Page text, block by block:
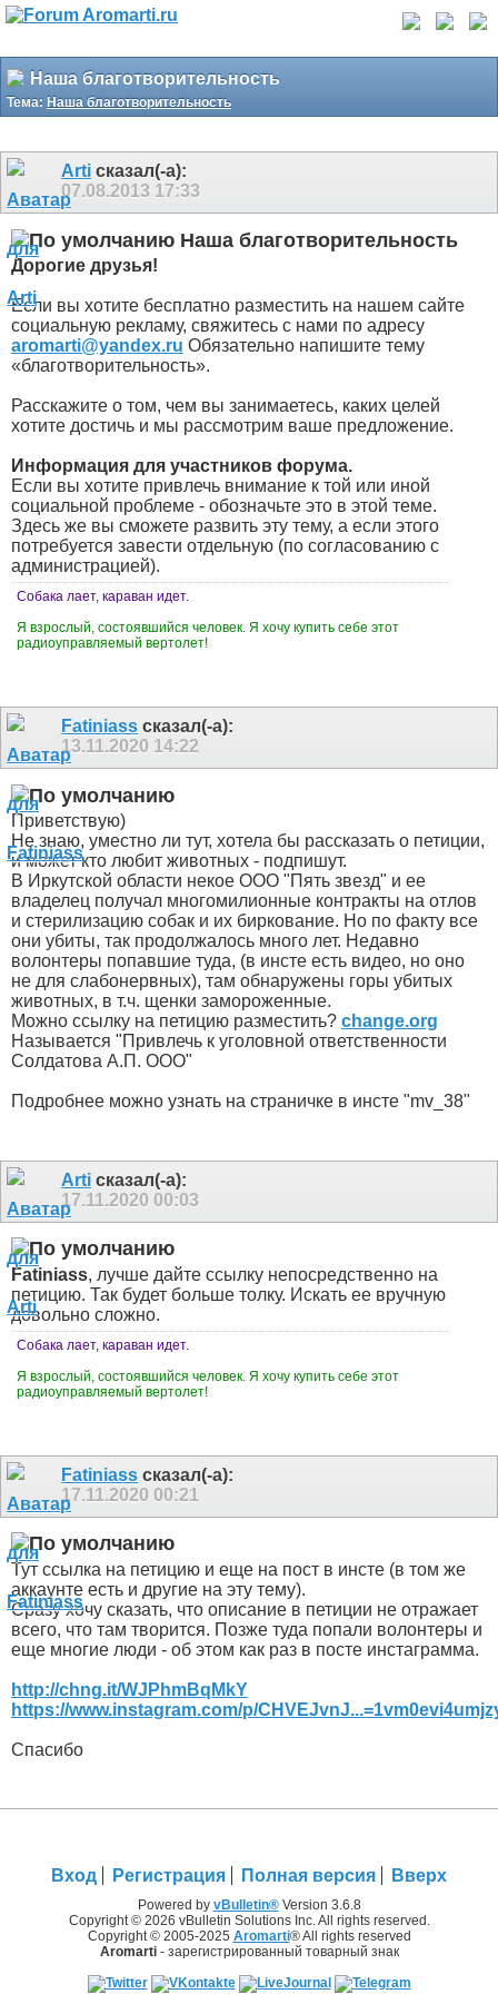
Наша благотворительность
Тема: Наша благотворительность
Arti сказал(-а):
07.08.2013 17:33
Наша благотворительность
Дорогие друзья!
Если вы хотите бесплатно разместить на нашем сайте
социальную рекламу, свяжитесь с нами по адресу
aromarti@yandex.ru Обязательно напишите тему
«благотворительность».
Расскажите о том, чем вы занимаетесь, каких целей
хотите достичь и мы рассмотрим ваше предложение.
Информация для участников форума.
Если вы хотите привлечь внимание к той или иной
социальной проблеме - обозначьте это в этой теме.
Здесь же вы сможете развить эту тему, а если этого
потребуется завести отдельную (по согласованию с
администрацией).
Собака лает, караван идет.
Я взрослый, состоявшийся человек. Я хочу купить себе этот
радиоуправляемый вертолет!
Fatiniass сказал(-а):
13.11.2020 14:22
Приветствую)
Не знаю, уместно ли тут, хотела бы рассказать о петиции,
и может кто любит животных - подпишут.
В Иркутской области некое ООО "Пять звезд" и ее
владелец получал многомилионные контракты на отлов
и стерилизацию собак и их биркование. Но по факту все
они убиты, так продолжалось много лет. Недавно
волонтеры попавшие туда, (в инсте есть видео, но оно
не для слабонервных), там обнаружены горы убитых
животных, в т.ч. щенки замороженные.
Можно ссылку на петицию разместить? change.org
Называется "Привлечь к уголовной ответственности
Солдатова А​.​П. ООО"
Подробнее можно узнать на страничке в инсте "mv_38"
Arti сказал(-а):
17.11.2020 00:03
Fatiniass, лучше дайте ссылку непосредственно на
петицию. Так будет больше толку. Искать ее вручную
довольно сложно.
Собака лает, караван идет.
Я взрослый, состоявшийся человек. Я хочу купить себе этот
радиоуправляемый вертолет!
Fatiniass сказал(-а):
17.11.2020 00:21
Тут ссылка на петицию и еще на пост в инсте (в том же
аккаунте есть и другие на эту тему).
Сразу хочу сказать, что описание в петиции не отражает
всего, что там творится. Позже туда попали волонтеры и
еще многие люди - об этом как раз в посте инстаграмма.
http://chng.it/WJPhmBqMkY
https://www.instagram.com/p/
Спасибо
Вход Регистрация Полная версия Вверх
Powered by vBulletin®Version 3.6.8
Copyright © 2026 vBulletin Solutions Inc. All rights reserved.
Copyright © 2005-2025 Aromarti® All rights reserved
Aromarti- зарегистрированный товарный знак